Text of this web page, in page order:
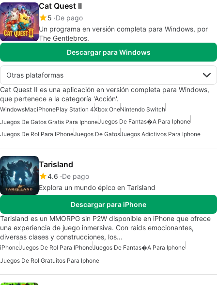
Cat Quest II
5 De pago
Un programa en versión completa para Windows, por
The Gentlebros.
Descargar para Windows
Otras plataformas
Cat Quest II es una aplicación en versión completa para Windows,
que pertenece a la categoría 'Acción'.
WindowsMaciPhonePlay Station 4Xbox OneNintendo Switch
Juegos De Gatos Gratis Para IphoneJuegos De Fantas�a Para Iphone
Juegos De Rol Para IPhoneJuegos De GatosJuegos Adictivos Para Iphone
Tarisland
4.6 De pago
Explora un mundo épico en Tarisland
Descargar para iPhone
Tarisland es un MMORPG sin P2W disponible en iPhone que ofrece
una experiencia de juego inmersiva. Con raids emocionantes,
diversas clases y construcciones, los…
iPhoneJuegos De Rol Para IPhoneJuegos De Fantas�a Para Iphone
Juegos De Rol Gratuitos Para Iphone